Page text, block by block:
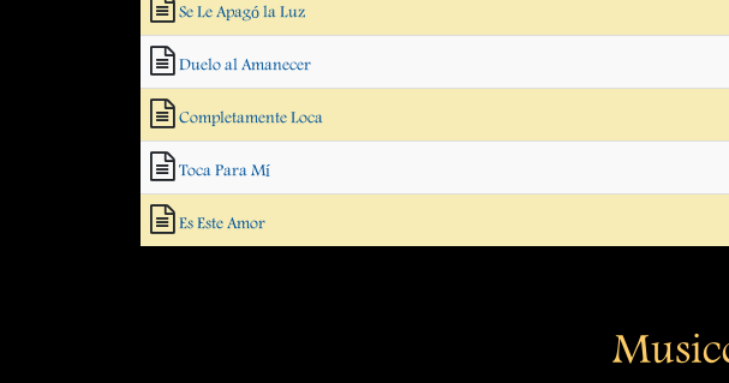
Se Le Apagó la Luz
Duelo al Amanecer
Completamente Loca
Toca Para Mí
Es Este Amor